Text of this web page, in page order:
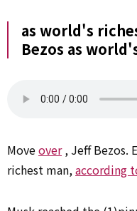
as world's
Bezos as
Moveover, Jeff Bezos.
richest man,according